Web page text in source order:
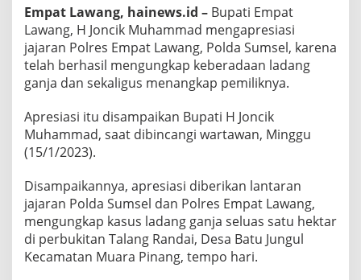
Empat Lawang, hainews.id – Bupati Empat
Lawang, H Joncik Muhammad mengapresiasi
jajaran Polres Empat Lawang, Polda Sumsel, karena
telah berhasil mengungkap keberadaan ladang
ganja dan sekaligus menangkap pemiliknya.
Apresiasi itu disampaikan Bupati H Joncik
Muhammad, saat dibincangi wartawan, Minggu
(15/1/2023).
Disampaikannya, apresiasi diberikan lantaran
jajaran Polda Sumsel dan Polres Empat Lawang,
mengungkap kasus ladang ganja seluas satu hektar
di perbukitan Talang Randai, Desa Batu Jungul
Kecamatan Muara Pinang, tempo hari.